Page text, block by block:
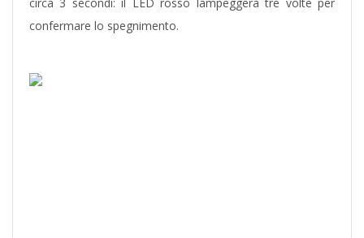
confermare lo spegnimento.